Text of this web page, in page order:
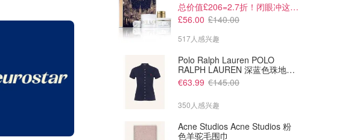
总价值£206=2.7折！闭眼冲这套！
£56.00 £140.00
517人感兴趣
Polo Ralph Lauren POLO
RALPH LAUREN 深蓝色珠地布
Polo衫
€63.99 €145.00
350人感兴趣
Acne Studios Acne Studios 粉
色羊驼毛围巾